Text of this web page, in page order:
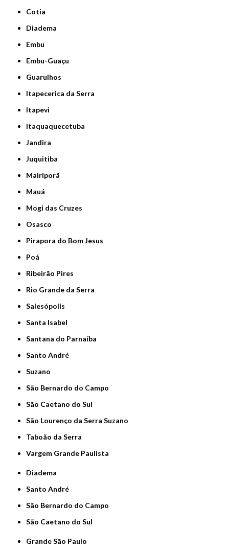
Cotia
Diadema
Embu
Embu-Guaçu
Guarulhos
Itapecerica da Serra
Itapevi
Itaquaquecetuba
Jandira
Juquitiba
Mairiporã
Mauá
Mogi das Cruzes
Osasco
Pirapora do Bom Jesus
Poá
Ribeirão Pires
Rio Grande da Serra
Salesópolis
Santa Isabel
Santana do Parnaíba
Santo André
Suzano
São Bernardo do Campo
São Caetano do Sul
São Lourenço da Serra Suzano
Taboão da Serra
Vargem Grande Paulista
Diadema
Santo André
São Bernardo do Campo
São Caetano do Sul
Grande São Paulo